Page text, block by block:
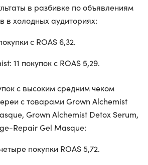
в разбивке по объявлениям
в холодных аудиториях:
с ROAS 6,32.
11 покупок с ROAS 5,29.
с высоким средним чеком
с товарами Grown Alchemist
Grown Alchemist Detox Serum,
Repair Gel Masque:
покупки ROAS 5,72.